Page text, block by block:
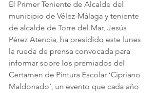
El Primer Teniente de Alcalde del
municipio de Vélez-Málaga y teniente
de alcalde de Torre del Mar, Jesús
Pérez Atencia, ha presidido este lunes
la rueda de prensa convocada para
informar sobre los premiados del
Certamen de Pintura Escolar ‘Cipriano
Maldonado’, un evento que cada año